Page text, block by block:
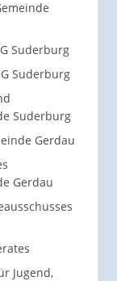
Suderburg
Suderburg
Suderburg
Gerdau
Gerdau
Jugend,